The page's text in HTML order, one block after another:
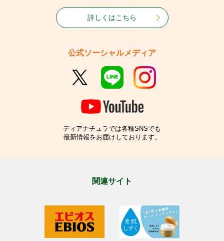
詳しくはこちら
公式ソーシャルメディア
ディアナチュラでは各種SNSでも
最新情報をお届けしております。
関連サイト